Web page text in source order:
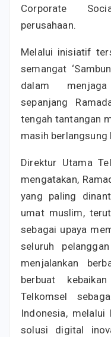
Corporate
perusahaan.
Melalui inisiatif
semangat
dalam
sepanjang
tengah tantangan
masih berlangsung
Direktur Utama
mengatakan,
yang paling
umat muslim,
sebagai upaya
seluruh
menjalankan
berbuat
Telkomsel
Indonesia,
solusi digital